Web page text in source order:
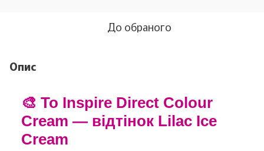
До обраного
Опис
🎨 To Inspire Direct Colour
Cream — відтінок Lilac Ice
Cream